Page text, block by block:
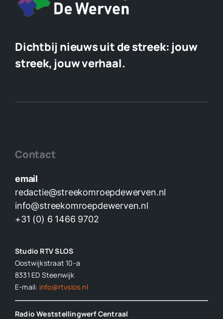
Dichtbij nieuws uit de streek: jouw
streek, jouw verhaal.
Contact
email
redactie@streekomroepdewerven.nl
info@streekomroepdewerven.nl
+31 (0) 6 1466 9702
Studio RTV SLOS
Oostwijkstraat 10-a
8331 ED Steenwijk
E-mail: info@rtvslos.nl
Radio Weststellingwerf Centraal